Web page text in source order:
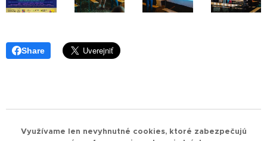
Share
Využívame len nevyhnutné cookies, ktoré zabezpečujú